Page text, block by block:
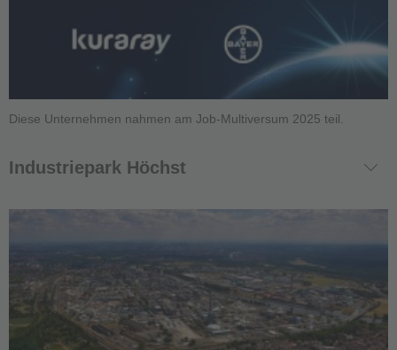
Diese Unternehmen nahmen am Job-Multiversum 2025 teil.
Industriepark Höchst